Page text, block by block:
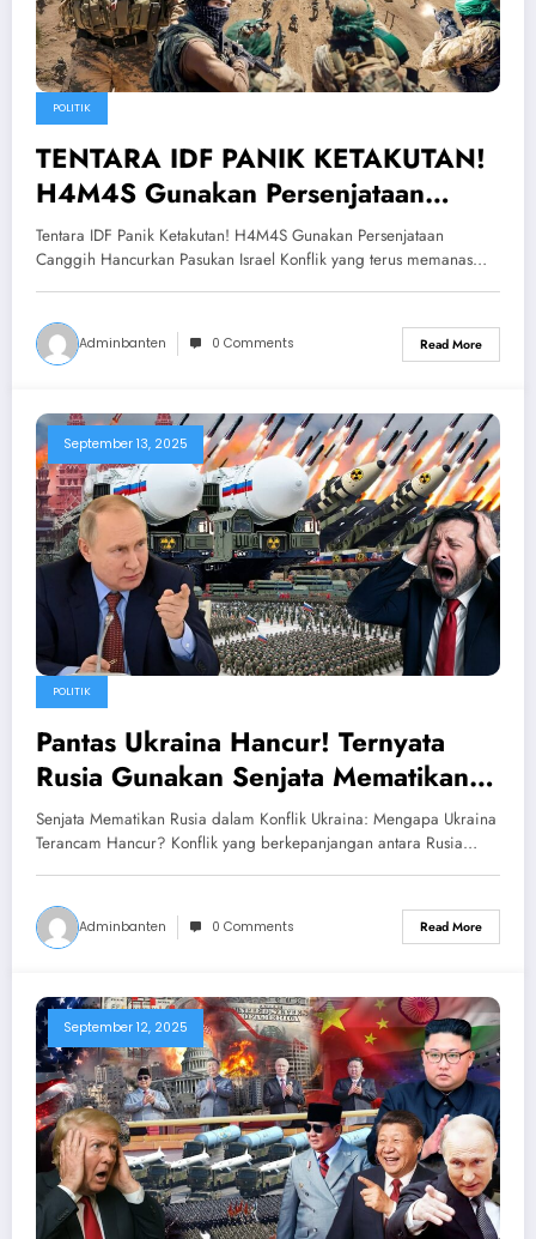
POLITIK
TENTARA IDF PANIK KETAKUTAN!
H4M4S Gunakan Persenjataan
Canggih Hancurkan Pasukan Israel
Tentara IDF Panik Ketakutan! H4M4S Gunakan Persenjataan
Canggih Hancurkan Pasukan Israel Konflik yang terus memanas…
Adminbanten 0 Comments Read More
September 13, 2025
POLITIK
Pantas Ukraina Hancur! Ternyata
Rusia Gunakan Senjata Mematikan
Serang Ukraina
Senjata Mematikan Rusia dalam Konflik Ukraina: Mengapa Ukraina
Terancam Hancur? Konflik yang berkepanjangan antara Rusia…
Adminbanten 0 Comments Read More
September 12, 2025